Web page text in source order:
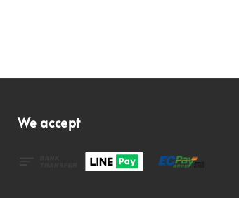
We accept